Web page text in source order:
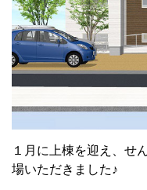
１月に上棟を迎え、せ
場いただきました♪